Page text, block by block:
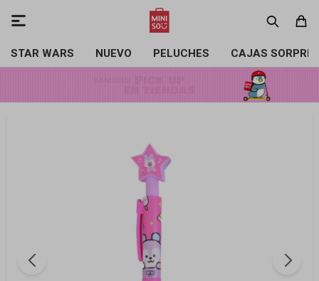
STAR WARS NUEVO PELUCHES CAJAS
